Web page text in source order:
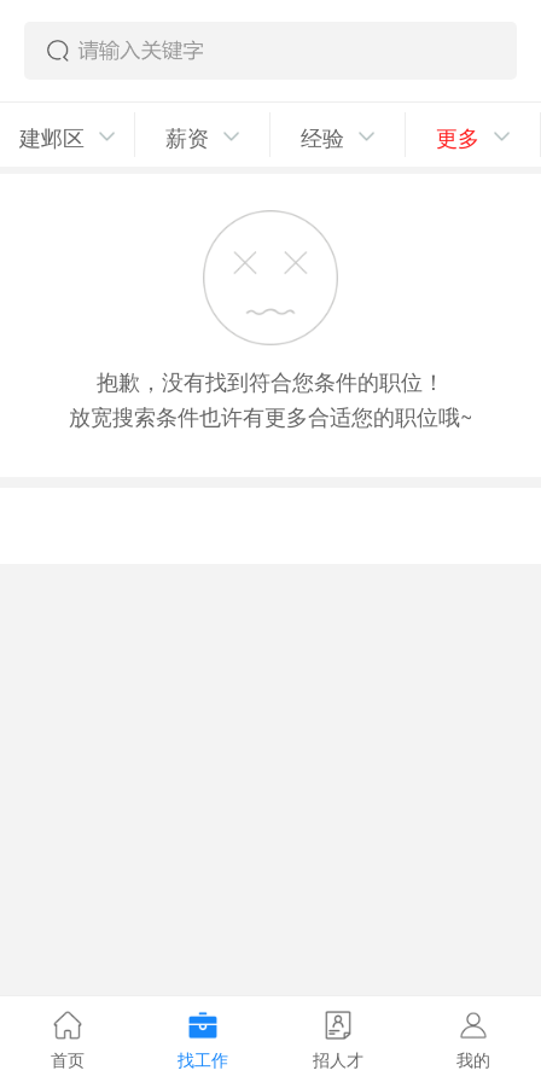
建邺区 薪资 经验 更多
抱歉，没有找到符合您条件的职位！
放宽搜索条件也许有更多合适您的职位哦~
首页 找工作 招人才 我的